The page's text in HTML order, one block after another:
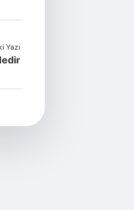
Yazı